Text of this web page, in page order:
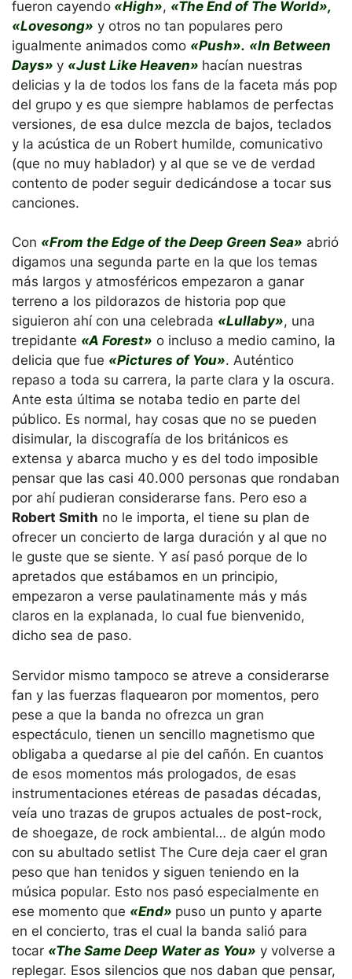
fueron cayendo «High», «The End of The World»,
«Lovesong» y otros no tan populares pero
igualmente animados como «Push». «In Between
Days» y «Just Like Heaven» hacían nuestras
delicias y la de todos los fans de la faceta más pop
del grupo y es que siempre hablamos de perfectas
versiones, de esa dulce mezcla de bajos, teclados
y la acústica de un Robert humilde, comunicativo
(que no muy hablador) y al que se ve de verdad
contento de poder seguir dedicándose a tocar sus
canciones.
Con «From the Edge of the Deep Green Sea» abrió
digamos una segunda parte en la que los temas
más largos y atmosféricos empezaron a ganar
terreno a los pildorazos de historia pop que
siguieron ahí con una celebrada «Lullaby», una
trepidante «A Forest» o incluso a medio camino, la
delicia que fue «Pictures of You». Auténtico
repaso a toda su carrera, la parte clara y la oscura.
Ante esta última se notaba tedio en parte del
público. Es normal, hay cosas que no se pueden
disimular, la discografía de los británicos es
extensa y abarca mucho y es del todo imposible
pensar que las casi 40.000 personas que rondaban
por ahí pudieran considerarse fans. Pero eso a
Robert Smith no le importa, el tiene su plan de
ofrecer un concierto de larga duración y al que no
le guste que se siente. Y así pasó porque de lo
apretados que estábamos en un principio,
empezaron a verse paulatinamente más y más
claros en la explanada, lo cual fue bienvenido,
dicho sea de paso.
Servidor mismo tampoco se atreve a considerarse
fan y las fuerzas flaquearon por momentos, pero
pese a que la banda no ofrezca un gran
espectáculo, tienen un sencillo magnetismo que
obligaba a quedarse al pie del cañón. En cuantos
de esos momentos más prologados, de esas
instrumentaciones etéreas de pasadas décadas,
veía uno trazas de grupos actuales de post-rock,
de shoegaze, de rock ambiental… de algún modo
con su abultado setlist The Cure deja caer el gran
peso que han tenidos y siguen teniendo en la
música popular. Esto nos pasó especialmente en
ese momento que «End» puso un punto y aparte
en el concierto, tras el cual la banda salió para
tocar «The Same Deep Water as You» y volverse a
replegar. Esos silencios que nos daban que pensar,